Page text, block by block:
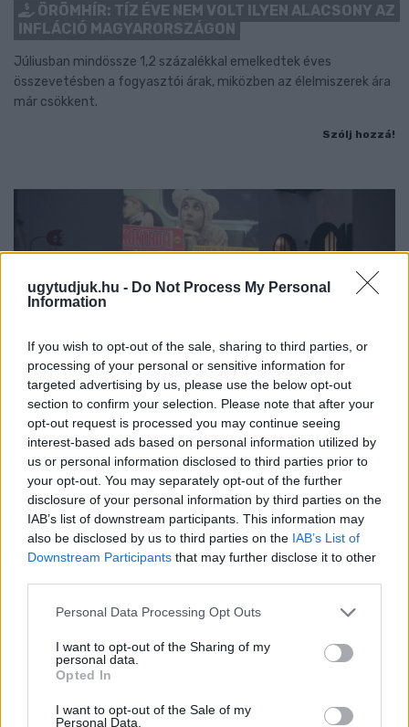
ugytudjuk.hu - Do Not Process My Personal
Information
If you wish to opt-out of the sale, sharing to third parties, or
processing of your personal or sensitive information for
targeted advertising by us, please use the below opt-out
section to confirm your selection. Please note that after your
opt-out request is processed you may continue seeing
interest-based ads based on personal information utilized by
us or personal information disclosed to third parties prior to
your opt-out. You may separately opt-out of the further
disclosure of your personal information by third parties on the
IAB’s list of downstream participants. This information may
also be disclosed by us to third parties on the IAB’s List of
Downstream Participants that may further disclose it to other
Please note that this website/app uses one or more Google
not limited to your visit or usage behaviour. You may click to
grant or deny consent to Google and its third-party tags to
use your data for below specified purposes in below Google
consent section.
Personal Data Processing Opt Outs
I want to opt-out of the Sharing of my
personal data.
Opted In
I want to opt-out of the Sale of my
Personal Data.
ÖRÖMHÍR: TÍZ ÉVE NEM VOLT ILYEN ALACSONY AZ
INFLÁCIÓ MAGYARORSZÁGON
Júliusban mindössze 1,2 százalékkal emelkedtek éves
összevetésben a fogyasztói árak, miközben az élelmiszerek ára
már csökkent.
Szólj hozzá!
A BAROKK ÖSSZES ÁRNYALATA ÉS MÉG EGY SOR
KIVÁLÓ PROGRAM VÁR MINDENKIT EZEN A HÉTVÉGÉN
GYŐRBEN
Középpontban a hagyományőrzés, de lesz Pogány Induló és
Majka koncert, jóga szeánsz, “borhajózás” és egy csomó minden
Szólj hozzá!